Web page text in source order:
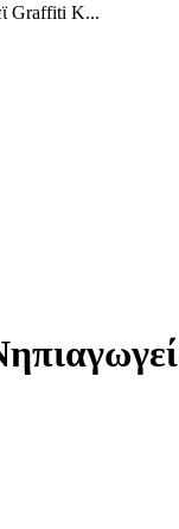
Graffiti K...